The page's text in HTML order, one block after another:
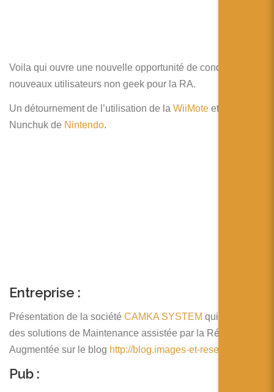
Voila qui ouvre une nouvelle opportunité de conquérir de
nouveaux utilisateurs non geek pour la RA.
Un détournement de l’utilisation de la WiiMote et du
Nunchuk de Nintendo.
Entreprise :
Présentation de la société CAMKA SYSTEM qui propose
des solutions de Maintenance assistée par la Réalité
Augmentée sur le blog http://blog.images-et-reseaux.com/
Pub :